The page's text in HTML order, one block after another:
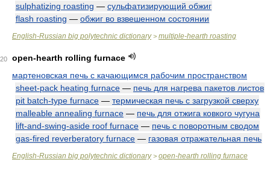
sulphatizing roasting — сульфатизирующий обжиг
flash roasting — обжиг во взвешенном состоянии
English-Russian big polytechnic dictionary> multiple-hearth roasting
20
open-hearth rolling furnace
мартеновская печь с качающимся рабочим пространством
sheet-pack heating furnace — печь для нагрева пакетов листов
pit batch-type furnace — термическая печь с загрузкой сверху
malleable annealing furnace — печь для отжига ковкого чугуна
lift-and-swing-aside roof furnace — печь с поворотным сводом
gas-fired reverberatory furnace — газовая отражательная печь
English-Russian big polytechnic dictionary> open-hearth rolling furnace